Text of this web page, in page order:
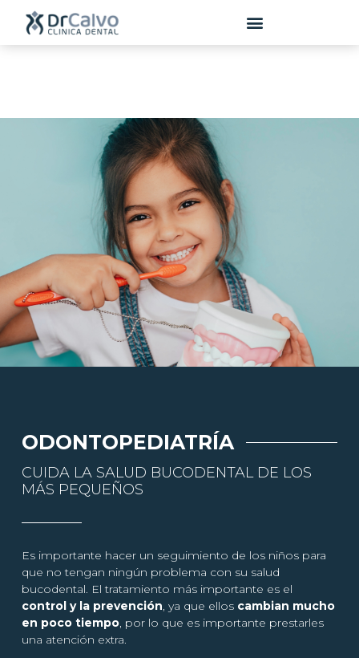
contenido
ODONTOPEDIATRÍA
CUIDA LA SALUD BUCODENTAL DE LOS
MÁS PEQUEÑOS
Es importante hacer un seguimiento de los niños para
que no tengan ningún problema con su salud
bucodental. El tratamiento más importante es el
control y la prevención, ya que ellos cambian mucho
en poco tiempo, por lo que es importante prestarles
una atención extra.